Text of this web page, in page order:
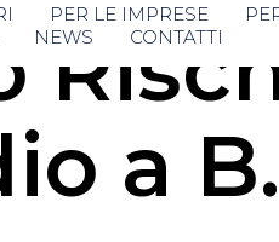
PER LE IMPRESE
NEWS CONTATTI
a